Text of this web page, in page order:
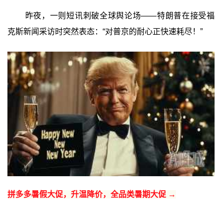
昨夜，一则短讯刺破全球舆论场——特朗普在接受福
克斯新闻采访时突然表态：“对普京的耐心正快速耗尽！”
拼多多暑假大促，升温降价，全品类暑期大促 →